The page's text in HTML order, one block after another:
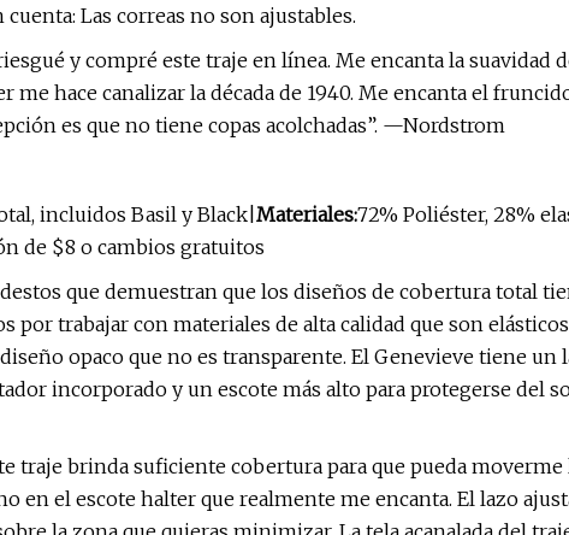
Las correas no son ajustables.
y compré este traje en línea. Me encanta la suavidad
me hace canalizar la década de 1940. Me encanta el
es que no tiene copas acolchadas”. —Nordstrom
incluidos Basil y Black| Materiales:72% Poliéster, 28%
de $8 o cambios gratuitos
que demuestran que los diseños de cobertura total
por trabajar con materiales de alta calidad que son
opaco que no es transparente. El Genevieve tiene un
incorporado y un escote más alto para protegerse del
traje brinda suficiente cobertura para que pueda
en el escote halter que realmente me encanta. El lazo